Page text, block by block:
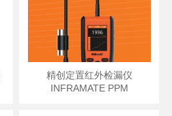
精创定置红外检漏仪
INFRAMATE PPM